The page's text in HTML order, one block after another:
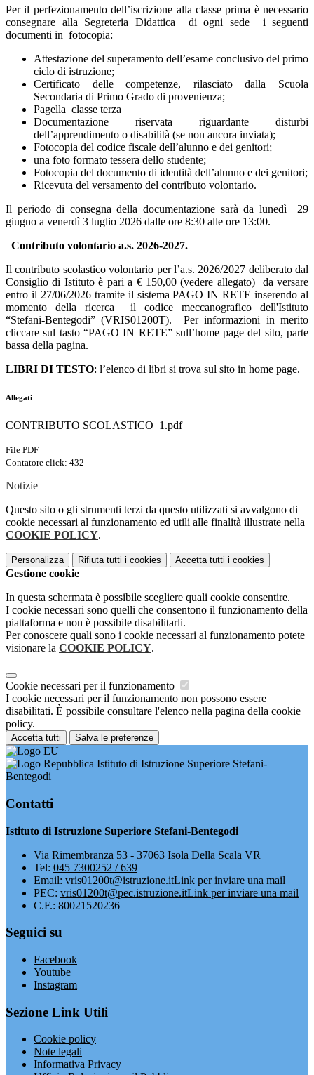
Per il perfezionamento dell’iscrizione alla classe prima è necessario
consegnare alla Segreteria Didattica di ogni sede i seguenti
documenti in fotocopia:
Attestazione del superamento dell’esame conclusivo del primo
ciclo di istruzione;
Certificato delle competenze, rilasciato dalla Scuola
Secondaria di Primo Grado di provenienza;
Pagella classe terza
Documentazione riservata riguardante disturbi
dell’apprendimento o disabilità (se non ancora inviata);
Fotocopia del codice fiscale dell’alunno e dei genitori;
una foto formato tessera dello studente;
Fotocopia del documento di identità dell’alunno e dei genitori;
Ricevuta del versamento del contributo volontario.
Il periodo di consegna della documentazione sarà da lunedì 29
giugno a venerdì 3 luglio 2026 dalle ore 8:30 alle ore 13:00.
Contributo volontario a.s. 2026-2027.
Il contributo scolastico volontario per l’a.s. 2026/2027 deliberato dal
Consiglio di Istituto è pari a € 150,00 (vedere allegato) da versare
entro il 27/06/2026 tramite il sistema PAGO IN RETE inserendo al
momento della ricerca il codice meccanografico dell'Istituto
“Stefani-Bentegodi” (VRIS01200T). Per informazioni in merito
cliccare sul tasto “PAGO IN RETE” sull’home page del sito, parte
bassa della pagina.
LIBRI DI TESTO: l’elenco di libri si trova sul sito in home page.
Allegati
CONTRIBUTO SCOLASTICO_1.pdf
File PDF
Contatore click: 432
Notizie
Questo sito o gli strumenti terzi da questo utilizzati si avvalgono di
cookie necessari al funzionamento ed utili alle finalità illustrate nella
COOKIE POLICY.
Personalizza Rifiuta tutti i cookies Accetta tutti i cookies
Gestione cookie
In questa schermata è possibile scegliere quali cookie consentire.
I cookie necessari sono quelli che consentono il funzionamento della
piattaforma e non è possibile disabilitarli.
Per conoscere quali sono i cookie necessari al funzionamento potete
visionare la COOKIE POLICY.
Cookie necessari per il funzionamento
I cookie necessari per il funzionamento non possono essere
disabilitati. È possibile consultare l'elenco nella pagina della cookie
policy.
Accetta tutti Salva le preferenze
Istituto di Istruzione Superiore Stefani-
Bentegodi
Contatti
Istituto di Istruzione Superiore Stefani-Bentegodi
Via Rimembranza 53 - 37063 Isola Della Scala VR
Tel: 045 7300252 / 639
Email: vris01200t@istruzione.itLink per inviare una mail
PEC: vris01200t@pec.istruzione.itLink per inviare una mail
C.F.: 80021520236
Seguici su
Facebook
Youtube
Instagram
Sezione Link Utili
Cookie policy
Note legali
Informativa Privacy